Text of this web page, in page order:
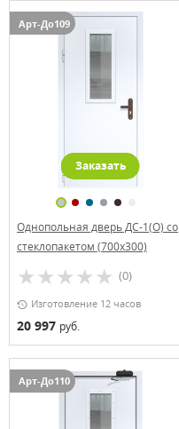
Арт-До109
Заказать
Однопольная дверь ДС-1(О) со
стеклопакетом (700х300)
(0)
Изготовление 12 часов
20 997 руб.
Арт-До110